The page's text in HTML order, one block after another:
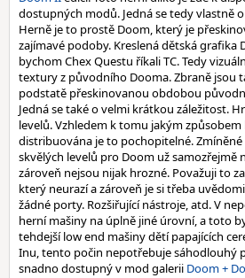
dostupných modů. Jedná se tedy vlastně
Herně je to prostě Doom, který je
zajímavé podoby. Kreslená dětská grafika
bychom Chex Questu říkali TC. Tedy
textury z původního Dooma. Zbraně jsou
podstatě přeskinovanou obdobou
Jedná se také o velmi krátkou záležitost.
levelů. Vzhledem k tomu jakým způsobem
distribuována je to pochopitelné. Zmíněné
skvělých levelů pro Doom už samozřejmě
zároveň nejsou nijak hrozné. Považuji to
který neurazí a zároveň je si třeba
žádné porty. Rozšiřující nástroje, atd. V
herní mašiny na úplně jiné úrovní, a toto
tehdejší low end mašiny dětí papajících
Inu, tento počin nepotřebuje sáhodlouhý
snadno dostupný v mod galerii Doom +